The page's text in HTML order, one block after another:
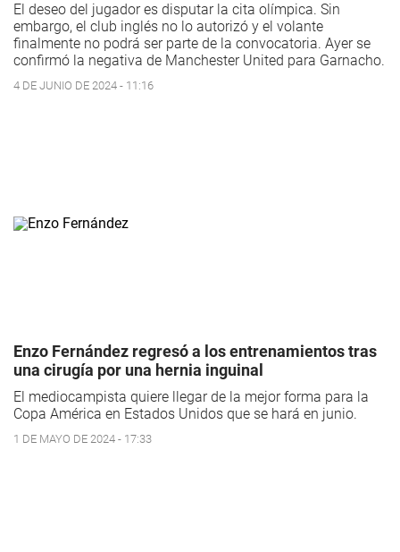
El deseo del jugador es disputar la cita olímpica. Sin
embargo, el club inglés no lo autorizó y el volante
finalmente no podrá ser parte de la convocatoria. Ayer se
confirmó la negativa de Manchester United para Garnacho.
4 DE JUNIO DE 2024 - 11:16
Enzo Fernández regresó a los entrenamientos tras
una cirugía por una hernia inguinal
El mediocampista quiere llegar de la mejor forma para la
Copa América en Estados Unidos que se hará en junio.
1 DE MAYO DE 2024 - 17:33